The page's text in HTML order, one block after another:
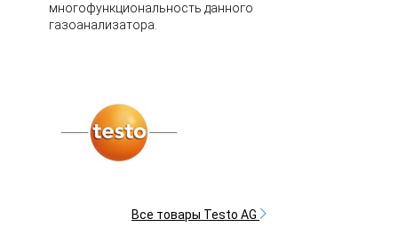
многофункциональность данного
газоанализатора.
Все товары Testo AG